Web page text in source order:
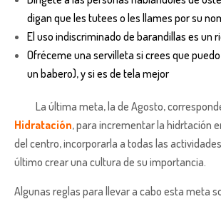
digan que les tutees o les llames por su
El uso indiscriminado de barandillas es un
Ofréceme una servilleta si crees que
un babero), y si es de tela mejor
La última meta, la de Agosto,
Hidratación, para incrementar la hidrtación
del centro, incorporarla a todas las
último crear una cultura de su importancia.
Algunas reglas para llevar a cabo esta meta